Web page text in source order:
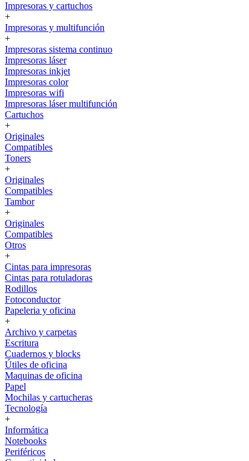
Impresoras y cartuchos
+
Impresoras y multifunción
+
Impresoras sistema continuo
Impresoras láser
Impresoras inkjet
Impresoras color
Impresoras wifi
Impresoras láser multifunción
Cartuchos
+
Originales
Compatibles
Toners
+
Originales
Compatibles
Tambor
+
Originales
Compatibles
Otros
+
Cintas para impresoras
Cintas para rotuladoras
Rodillos
Fotoconductor
Papeleria y oficina
+
Archivo y carpetas
Escritura
Cuadernos y blocks
Útiles de oficina
Maquinas de oficina
Papel
Mochilas y cartucheras
Tecnología
+
Informática
Notebooks
Periféricos